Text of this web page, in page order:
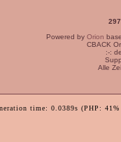
Powered by Orion
CBACK
:-:
Alle
time: 0.0389s (PHP: